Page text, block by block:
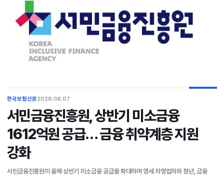
한국보험신문2026.08.07
서민금융진흥원, 상반기 미소금융
1612억원 공급… 금융 취약계층 지원
강화
서민금융진흥원이 올해 상반기 미소금융 공급을 확대하며 영세 자영업자와 청년, 금융